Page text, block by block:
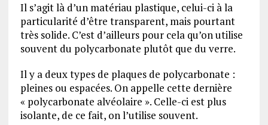
Il s’agit là d’un matériau plastique, celui-ci à la
particularité d’être transparent, mais pourtant
très solide. C’est d’ailleurs pour cela qu’on utilise
souvent du polycarbonate plutôt que du verre.
Il y a deux types de plaques de polycarbonate :
pleines ou espacées. On appelle cette dernière
« polycarbonate alvéolaire ». Celle-ci est plus
isolante, de ce fait, on l’utilise souvent.